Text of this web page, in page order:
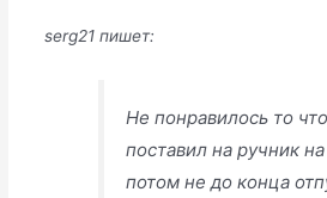
serg21 пишет:
Не понравилось то
поставил на ручник
потом не до конца